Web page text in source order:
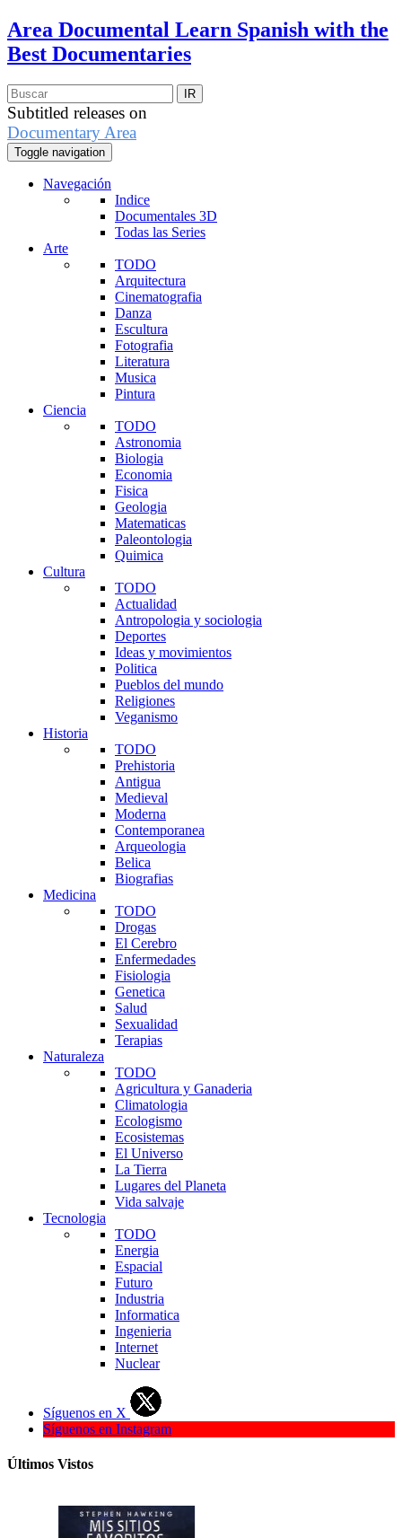
Area Documental Learn Spanish with the
Best Documentaries
Subtitled releases on
Documentary Area
Toggle navigation
Navegación
Indice
Documentales 3D
Todas las Series
Arte
TODO
Arquitectura
Cinematografia
Danza
Escultura
Fotografia
Literatura
Musica
Pintura
Ciencia
TODO
Astronomia
Biologia
Economia
Fisica
Geologia
Matematicas
Paleontologia
Quimica
Cultura
TODO
Actualidad
Antropologia y sociologia
Deportes
Ideas y movimientos
Politica
Pueblos del mundo
Religiones
Veganismo
Historia
TODO
Prehistoria
Antigua
Medieval
Moderna
Contemporanea
Arqueologia
Belica
Biografias
Medicina
TODO
Drogas
El Cerebro
Enfermedades
Fisiologia
Genetica
Salud
Sexualidad
Terapias
Naturaleza
TODO
Agricultura y Ganaderia
Climatologia
Ecologismo
Ecosistemas
El Universo
La Tierra
Lugares del Planeta
Vida salvaje
Tecnologia
TODO
Energia
Espacial
Futuro
Industria
Informatica
Ingenieria
Internet
Nuclear
Síguenos en X
Síguenos en Instagram
Últimos Vistos